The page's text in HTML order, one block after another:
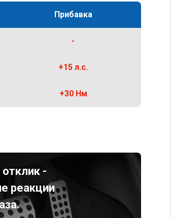
Прибавка
-
+15 л.с.
+30 Нм
-
реакции